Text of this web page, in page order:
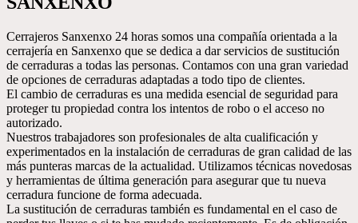
Cerrajeros Sanxenxo 24 horas somos una compañía orientada a la
cerrajería en Sanxenxo que se dedica a dar servicios de sustitución
de cerraduras a todas las personas. Contamos con una gran variedad
de opciones de cerraduras adaptadas a todo tipo de clientes.
El cambio de cerraduras es una medida esencial de seguridad para
proteger tu propiedad contra los intentos de robo o el acceso no
autorizado.
Nuestros trabajadores son profesionales de alta cualificación y
experimentados en la instalación de cerraduras de gran calidad de las
más punteras marcas de la actualidad. Utilizamos técnicas novedosas
y herramientas de última generación para asegurar que tu nueva
cerradura funcione de forma adecuada.
La sustitución de cerraduras también es fundamental en el caso de